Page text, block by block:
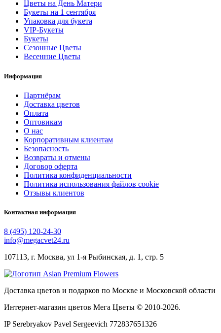
Цветы на День Матери
Букеты на 1 сентября
Упаковка для букета
VIP-Букеты
Букеты
Сезонные Цветы
Весенние Цветы
Информация
Партнёрам
Доставка цветов
Оплата
Оптовикам
О нас
Корпоративным клиентам
Безопасность
Возвраты и отмены
Договор оферта
Политика конфиденциальности
Политика использования файлов cookie
Отзывы клиентов
Контактная информация
8 (495) 120-24-30
info@megacvet24.ru
107113, г. Москва, ул 1-я Рыбинская, д. 1, стр. 5
Доставка цветов и подарков по Москве и Московской области
Интернет-магазин цветов Мега Цветы © 2010-2026.
IP Serebryakov Pavel Sergeevich 772837651326